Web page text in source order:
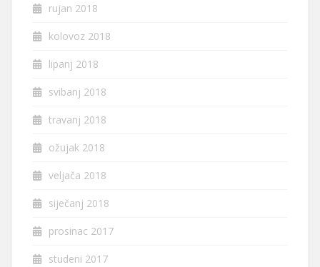
rujan 2018
kolovoz 2018
lipanj 2018
svibanj 2018
travanj 2018
ožujak 2018
veljača 2018
siječanj 2018
prosinac 2017
studeni 2017